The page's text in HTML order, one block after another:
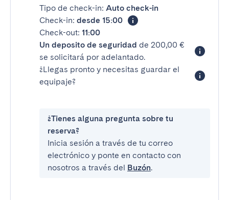
Tipo de check-in: Auto check-in
Check-in: desde 15:00
Check-out: 11:00
Un deposito de seguridad de 200,00 €
se solicitará por adelantado.
¿Llegas pronto y necesitas guardar el
equipaje?
¿Tienes alguna pregunta sobre tu
reserva?
Inicia sesión a través de tu correo
electrónico y ponte en contacto con
nosotros a través del Buzón.